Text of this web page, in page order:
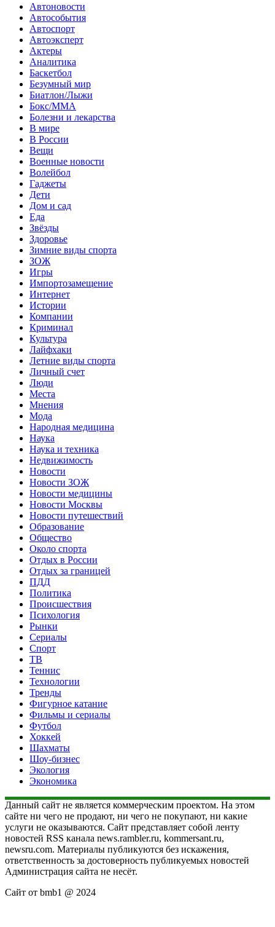
Автоновости
Автособытия
Автоспорт
Автоэксперт
Актеры
Аналитика
Баскетбол
Безумный мир
Биатлон/Лыжи
Бокс/MMA
Болезни и лекарства
В мире
В России
Вещи
Военные новости
Волейбол
Гаджеты
Дети
Дом и сад
Еда
Звёзды
Здоровье
Зимние виды спорта
ЗОЖ
Игры
Импортозамещение
Интернет
Истории
Компании
Криминал
Культура
Лайфхаки
Летние виды спорта
Личный счет
Люди
Места
Мнения
Мода
Народная медицина
Наука
Наука и техника
Недвижимость
Новости
Новости ЗОЖ
Новости медицины
Новости Москвы
Новости путешествий
Образование
Общество
Около спорта
Отдых в России
Отдых за границей
ПДД
Политика
Происшествия
Психология
Рынки
Сериалы
Спорт
ТВ
Теннис
Технологии
Тренды
Фигурное катание
Фильмы и сериалы
Футбол
Хоккей
Шахматы
Шоу-бизнес
Экология
Экономика
Данный сайт не является коммерческим проектом. На этом
сайте ни чего не продают, ни чего не покупают, ни какие
услуги не оказываются. Сайт представляет собой ленту
новостей RSS канала news.rambler.ru, kommersant.ru,
newsru.com. Материалы публикуются без искажения,
ответственность за достоверность публикуемых новостей
Администрация сайта не несёт.
Сайт от bmb1 @ 2024